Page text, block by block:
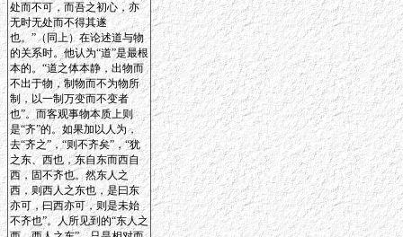
处而不可，而吾之初心，亦
无时无处而不得其遂
也。”（同上）在论述道与物
的关系时。他认为“道”是最根
本的。“道之体本静，出物而
不出于物，制物而不为物所
制，以一制万变而不变者
也”。而客观事物本质上则
是“齐”的。如果加以人为，
去“齐之”，“则不齐矣”，“犹
之东、西也，东自东而西自
西，固不齐也。然东人之
西，则西人之东也，是曰东
亦可，曰西亦可，则是未始
不齐也”。人所见到的“东人之